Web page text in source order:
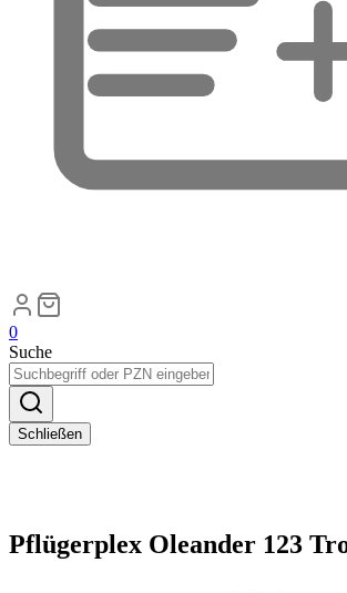
0
Suche
Schließen
Pflügerplex Oleander 123